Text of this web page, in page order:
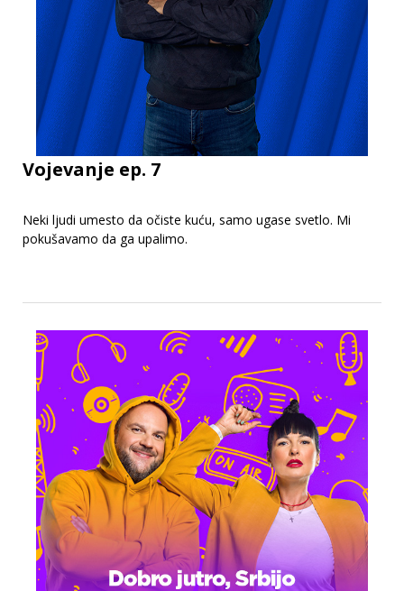
Vojevanje ep. 7
Neki ljudi umesto da očiste kuću, samo ugase svetlo. Mi
pokušavamo da ga upalimo.